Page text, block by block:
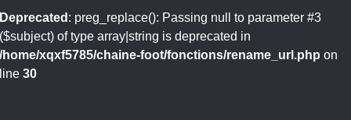
Deprecated : preg_replace(): Passing null to parameter #3
($subject) of type array|string is deprecated in
/home/xqxf5785/chaine-foot/fonctions/rename_url.php on
line 30